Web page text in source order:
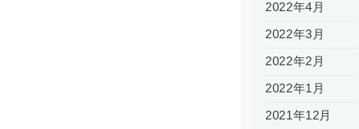
2022年4月
2022年3月
2022年2月
2022年1月
2021年12月